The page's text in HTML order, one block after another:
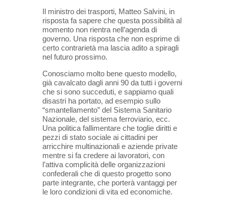
Il ministro dei trasporti, Matteo Salvini, in
risposta fa sapere che questa possibilità al
momento non rientra nell’agenda di
governo. Una risposta che non esprime di
certo contrarietà ma lascia adito a spiragli
nel futuro prossimo.
Conosciamo molto bene questo modello,
già cavalcato dagli anni 90 da tutti i governi
che si sono succeduti, e sappiamo quali
disastri ha portato, ad esempio sullo
“smantellamento” del Sistema Sanitario
Nazionale, del sistema ferroviario, ecc.
Una politica fallimentare che toglie diritti e
pezzi di stato sociale ai cittadini per
arricchire multinazionali e aziende private
mentre si fa credere ai lavoratori, con
l’attiva complicità delle organizzazioni
confederali che di questo progetto sono
parte integrante, che porterà vantaggi per
le loro condizioni di vita ed economiche.